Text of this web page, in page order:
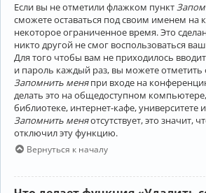
Если вы не отметили флажком пункт
сможете оставаться под своим именем на
некоторое ограниченное время. Это
никто другой не смог воспользоваться
Для того чтобы вам не приходилось
и пароль каждый раз, вы можете
Запомнить меняпри входе на
делать это на общедоступном
библиотеке, интернет-кафе, университете
Запомнить меняотсутствует, это значит,
отключил эту функцию.
Вернуться к началу